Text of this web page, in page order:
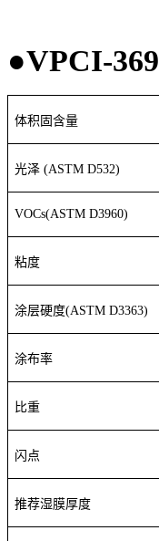
●VPCI-369
体积固含量
光泽 (ASTM D532)
VOCs(ASTM D3960)
粘度
涂层硬度(ASTM D3363)
涂布率
比重
闪点
推荐湿膜厚度